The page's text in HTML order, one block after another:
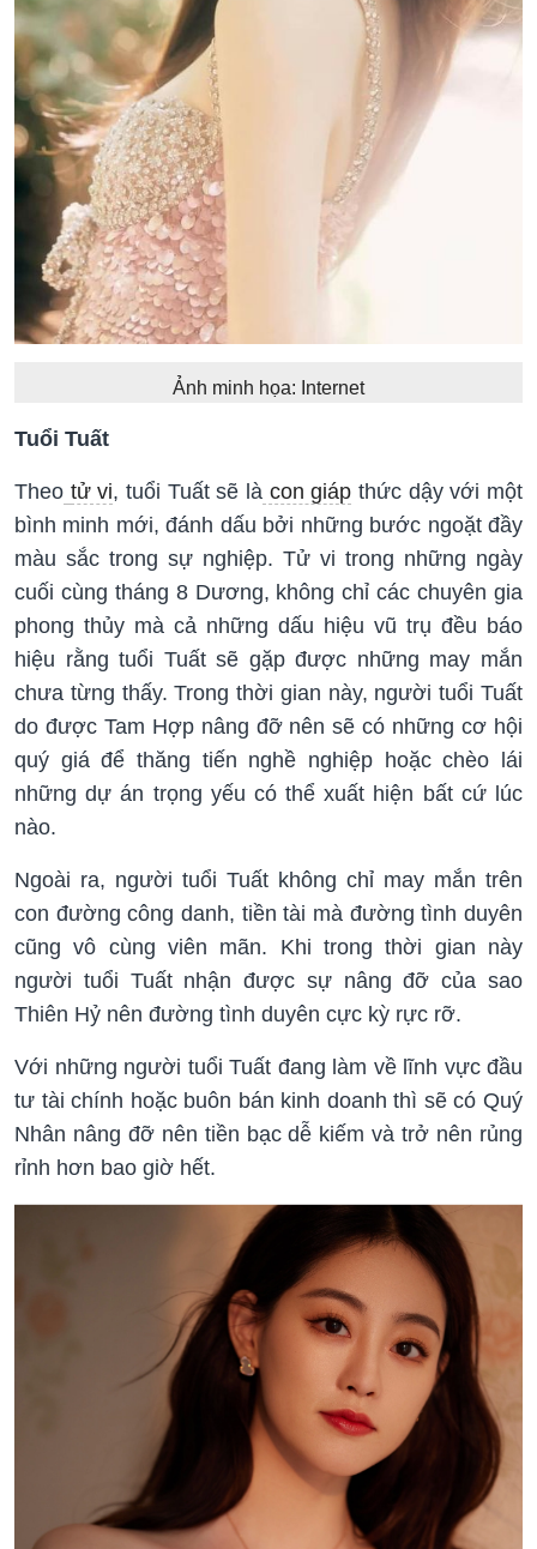
Ảnh minh họa: Internet
Tuổi Tuất
Theo tử vi, tuổi Tuất sẽ là con giáp thức dậy với một
bình minh mới, đánh dấu bởi những bước ngoặt đầy
màu sắc trong sự nghiệp. Tử vi trong những ngày
cuối cùng tháng 8 Dương, không chỉ các chuyên gia
phong thủy mà cả những dấu hiệu vũ trụ đều báo
hiệu rằng tuổi Tuất sẽ gặp được những may mắn
chưa từng thấy. Trong thời gian này, người tuổi Tuất
do được Tam Hợp nâng đỡ nên sẽ có những cơ hội
quý giá để thăng tiến nghề nghiệp hoặc chèo lái
những dự án trọng yếu có thể xuất hiện bất cứ lúc
nào.
Ngoài ra, người tuổi Tuất không chỉ may mắn trên
con đường công danh, tiền tài mà đường tình duyên
cũng vô cùng viên mãn. Khi trong thời gian này
người tuổi Tuất nhận được sự nâng đỡ của sao
Thiên Hỷ nên đường tình duyên cực kỳ rực rỡ.
Với những người tuổi Tuất đang làm về lĩnh vực đầu
tư tài chính hoặc buôn bán kinh doanh thì sẽ có Quý
Nhân nâng đỡ nên tiền bạc dễ kiếm và trở nên rủng
rỉnh hơn bao giờ hết.